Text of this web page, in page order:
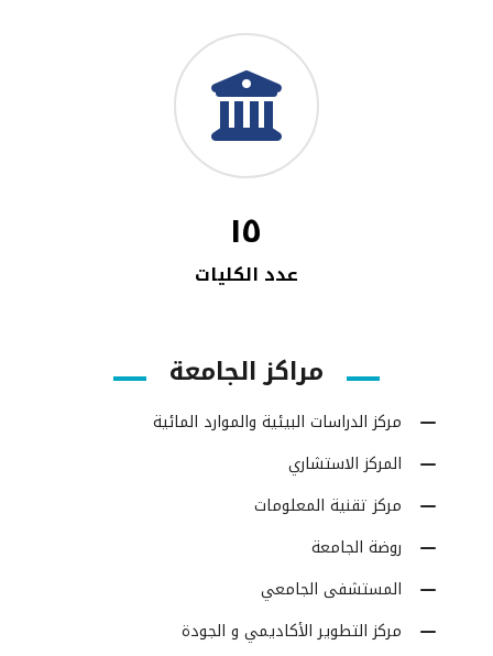
١٥
عدد الكليات
مراكز الجامعة
مركز الدراسات البيئية والموارد المائية
المركز الاستشاري
مركز تقنية المعلومات
روضة الجامعة
المستشفى الجامعي
مركز التطوير الأكاديمي و الجودة